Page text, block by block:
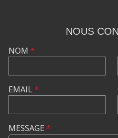
NOUS
NOM *
EMAIL*
MESSAGE *